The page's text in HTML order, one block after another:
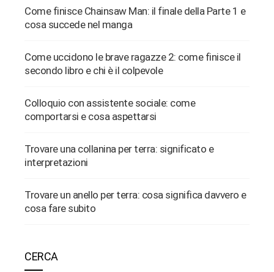
Come finisce Chainsaw Man: il finale della Parte 1 e
cosa succede nel manga
Come uccidono le brave ragazze 2: come finisce il
secondo libro e chi è il colpevole
Colloquio con assistente sociale: come
comportarsi e cosa aspettarsi
Trovare una collanina per terra: significato e
interpretazioni
Trovare un anello per terra: cosa significa davvero e
cosa fare subito
CERCA